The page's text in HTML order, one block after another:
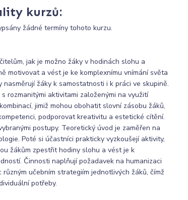
kurzů:
žádné termíny tohoto kurzu.
jak je možno žáky v hodinách slohu a
motivovat a vést je ke komplexnímu vnímání světa
žáky k samostatnosti i k práci ve skupině.
rozmanitými aktivitami založenými na využití
jimiž mohou obohatit slovní zásobu žáků,
podporovat kreativitu a estetické cítění.
postupy. Teoretický úvod je zaměřen na
Poté si účastníci prakticky vyzkoušejí aktivity,
žákům zpestřit hodiny slohu a vést je k
Činnosti naplňují požadavek na humanizaci
učebním strategiím jednotlivých žáků, čímž
potřeby.